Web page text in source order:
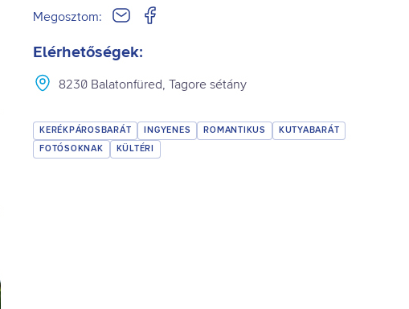
Megosztom:
Elérhetőségek:
8230 Balatonfüred, Tagore sétány
KERÉKPÁROSBARÁT INGYENES ROMANTIKUS
KUTYABARÁT
FOTÓSOKNAK
KÜLTÉRI